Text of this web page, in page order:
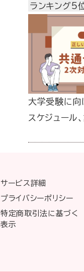
ランキング5
大学受験に向
スケジュール
サービス詳細
プライバシーポリシー
特定商取引法に基づく
表示